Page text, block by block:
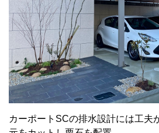
カーポートSCの排水設計には工夫